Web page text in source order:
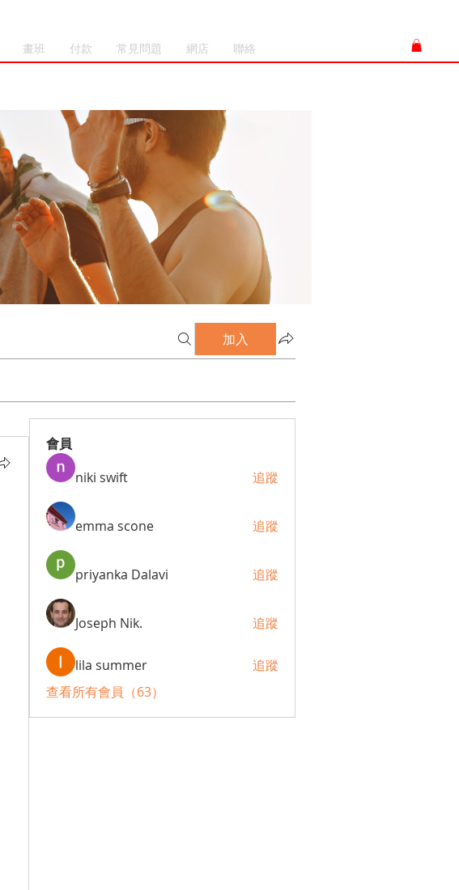
畫班 付款 常見問題 網店 聯絡
加入
會員
niki swift 追蹤
emma scone 追蹤
priyanka Dalavi 追蹤
Joseph Nik. 追蹤
lila summer
追蹤
查看所有會員（63）